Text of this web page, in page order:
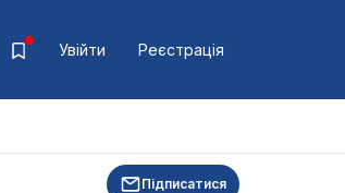
Увійти Реєстрація
Підписатися